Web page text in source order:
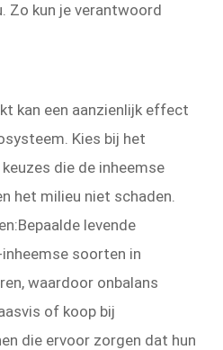
Zo kun je verantwoord
kan een aanzienlijk effect
Kies bij het
die de inheemse
het milieu niet schaden.
levende
soorten in
waardoor onbalans
of koop bij
die ervoor zorgen dat hun